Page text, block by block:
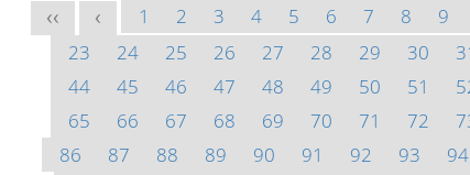
<< < 1 2 3 4 5 6 7 8 9
23
24 25 26 27 28 29 30
44
45 46 47 48 49 50 51
65
66 67 68 69 70 71 72
86
87 88 89 90 91 92 93 94